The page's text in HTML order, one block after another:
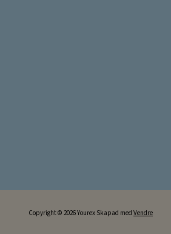
Copyright © 2026 Yourex Skapad med Vendre